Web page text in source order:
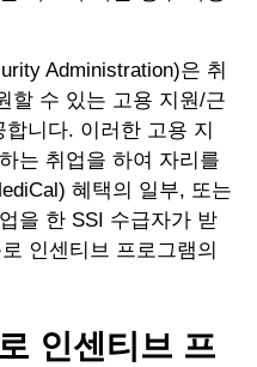
Administration)은 취
할 수 있는 고용 지원/근
니다. 이러한 고용 지
는 취업을 하여 자리를
혜택의 일부, 또는
을 한 SSI 수급자가 받
인센티브 프로그램의
인센티브 프